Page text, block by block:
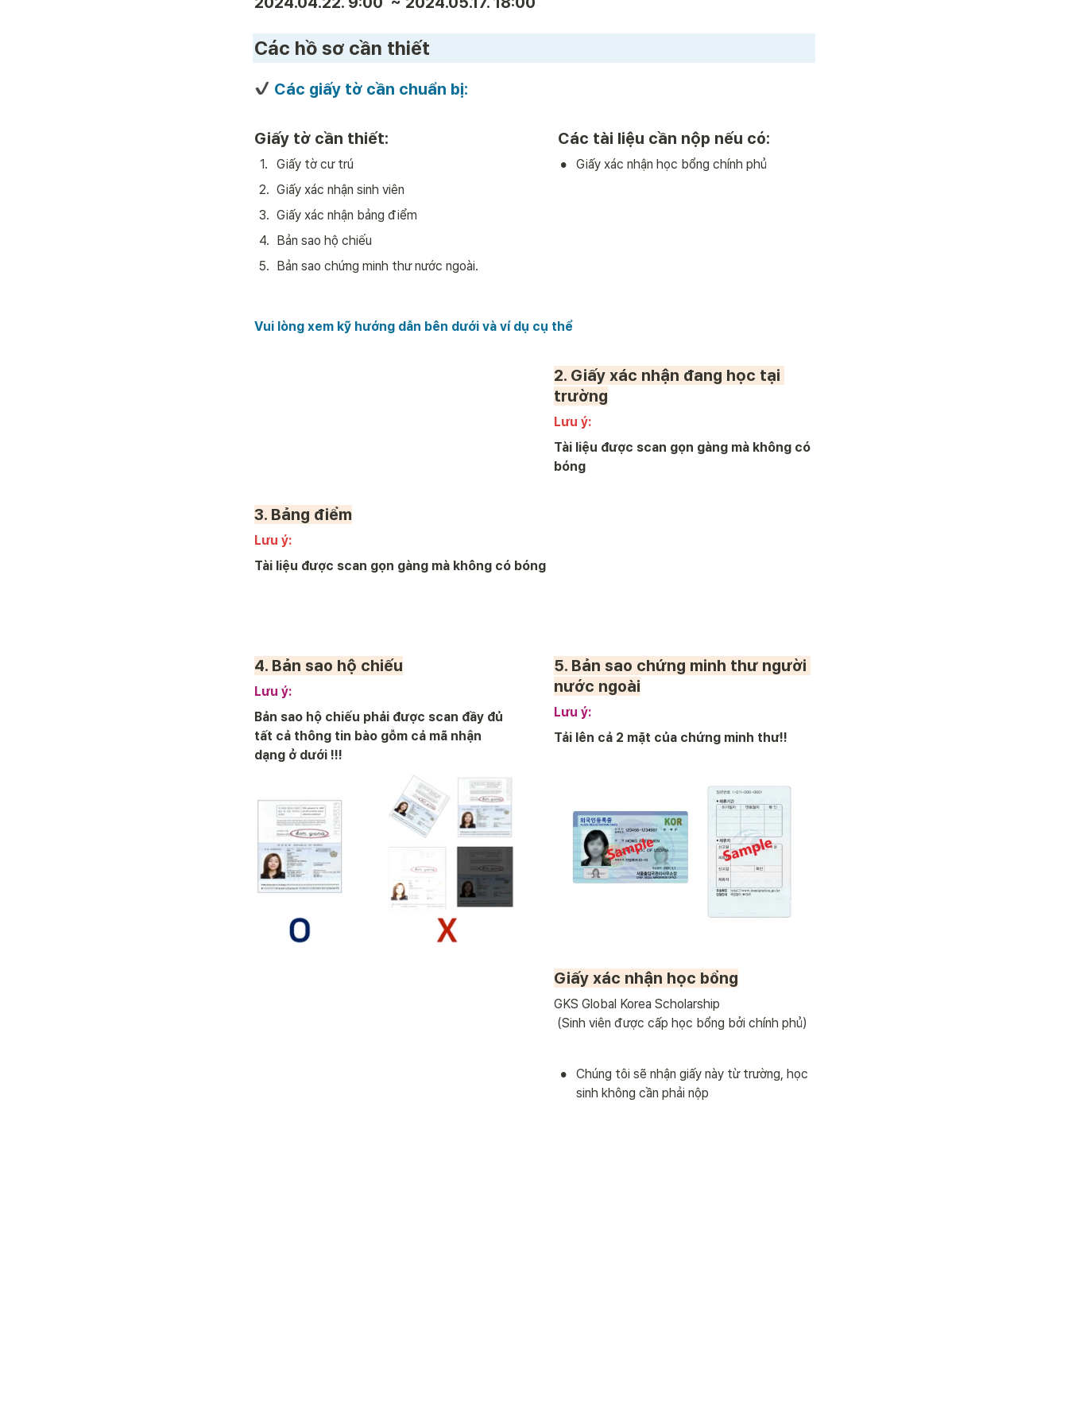
Các hồ sơ cần thiết
Các giấy tờ cần chuẩn bị:
Giấy tờ cần thiết:
1.
Giấy tờ cư trú
2. Giấy xác nhận sinh viên
3. Giấy xác nhận bảng điểm
4.
Bản sao hộ chiếu
5. Bản sao chứng minh thư nước ngoài.
Các tài liệu cần nộp nếu có:
• Giấy xác nhận học bổng chính phủ
Vui lòng xem kỹ hướng dẫn bên dưới và ví dụ cụ thể
2. Giấy xác nhận đang học tại
trường
Lưu ý:
Tài liệu được scan gọn gàng mà không có
bóng
3. Bảng điểm
Lưu ý:
Tài liệu được scan gọn gàng mà không có bóng
4. Bản sao hộ chiếu
Lưu ý:
Bản sao hộ chiếu phải được scan đầy đủ
tất cả thông tin bào gỗm cả mã nhận
dạng ở dưới !!!
5. Bản sao chứng minh thư người
nước ngoài
Lưu ý:
Tải lên cả 2 mặt của chứng minh thư!!
Giấy xác nhận học bổng
GKS Global Korea Scholarship
(Sinh viên được cấp học bổng bởi chính phủ)
•
Chúng tôi sẽ nhận giấy này từ trường, học
sinh không cần phải nộp